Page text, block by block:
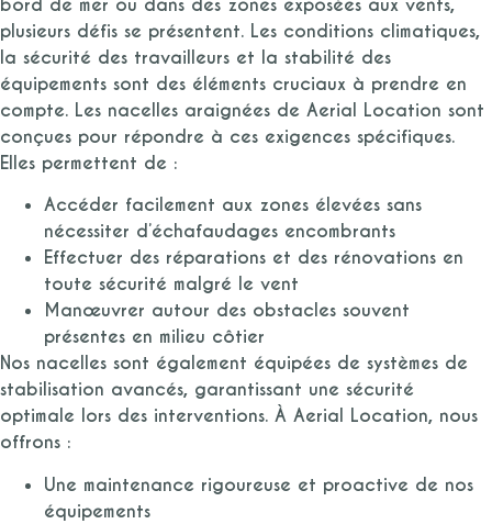
bord de mer ou dans des zones exposées aux vents,
plusieurs défis se présentent. Les conditions climatiques,
la sécurité des travailleurs et la stabilité des
équipements sont des éléments cruciaux à prendre en
compte. Les nacelles araignées de Aerial Location sont
conçues pour répondre à ces exigences spécifiques.
Elles permettent de :
Accéder facilement aux zones élevées sans
nécessiter d’échafaudages encombrants
Effectuer des réparations et des rénovations en
toute sécurité malgré le vent
Manœuvrer autour des obstacles souvent
présentes en milieu côtier
Nos nacelles sont également équipées de systèmes de
stabilisation avancés, garantissant une sécurité
optimale lors des interventions. À Aerial Location, nous
offrons :
Une maintenance rigoureuse et proactive de nos
équipements